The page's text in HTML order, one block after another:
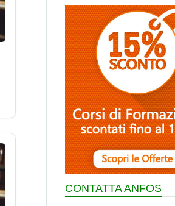
CONTATTA ANFOS